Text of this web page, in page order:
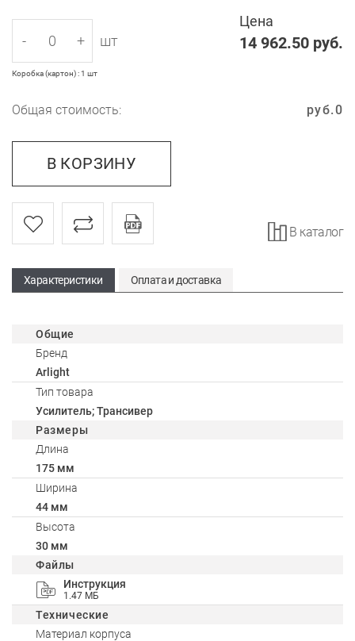
Цена
14 962.50 руб.
- + шт
Коробка (картон) : 1 шт
Общая стоимость: 0
руб.
В КОРЗИНУ
В каталог
Характеристики Оплата и доставка
Общие
Бренд
Arlight
Тип товара
Усилитель; Трансивер
Размеры
Длина
175 мм
Ширина
44 мм
Высота
30 мм
Файлы
Инструкция
1.47 МБ
Технические
Материал корпуса